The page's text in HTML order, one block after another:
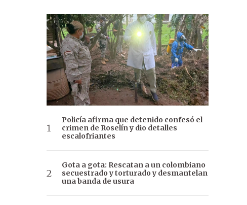
Policía afirma que detenido confesó el
crimen de Roselín y dio detalles
escalofriantes
Gota a gota: Rescatan a un colombiano
secuestrado y torturado y desmantelan
una banda de usura